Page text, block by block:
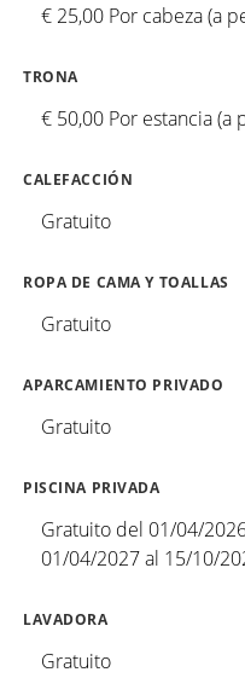
€ 25,00 Por cabeza (a
TRONA
€ 50,00 Por estancia (a
CALEFACCIÓN
Gratuito
ROPA DE CAMA Y TOALLAS
Gratuito
APARCAMIENTO PRIVADO
Gratuito
PISCINA PRIVADA
Gratuito del 01/04/
01/04/2027 al 15/10/
LAVADORA
Gratuito